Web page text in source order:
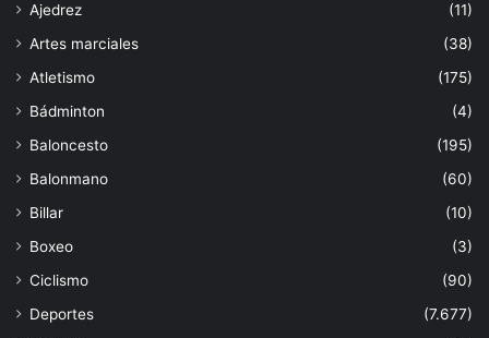
Ajedrez
(11)
Artes marciales
(38)
Atletismo
(175)
Bádminton
(4)
Baloncesto
(195)
Balonmano
(60)
Billar
(10)
Boxeo
(3)
Ciclismo
(90)
Deportes
(7.677)